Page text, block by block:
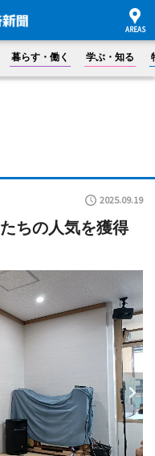
暮らす・働く 学ぶ・知る
2025.09.19
ちの人気を獲得